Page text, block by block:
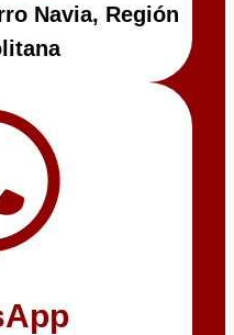
Navia, Región